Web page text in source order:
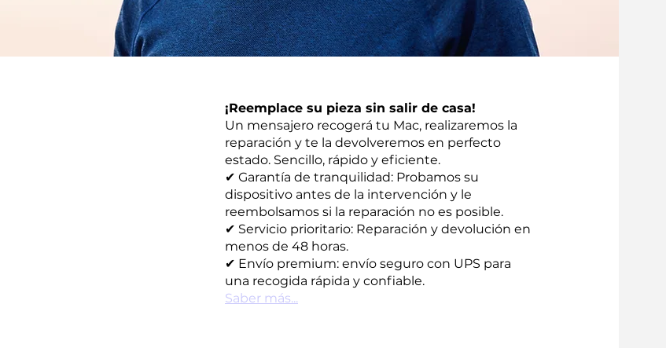
¡Reemplace su pieza sin salir de casa!
Un mensajero recogerá tu Mac, realizaremos la
reparación y te la devolveremos en perfecto
estado. Sencillo, rápido y eficiente.
✔ Garantía de tranquilidad: Probamos su
dispositivo antes de la intervención y le
reembolsamos si la reparación no es posible.
✔ Servicio prioritario: Reparación y devolución en
menos de 48 horas.
✔ Envío premium: envío seguro con UPS para
una recogida rápida y confiable.
Saber más...